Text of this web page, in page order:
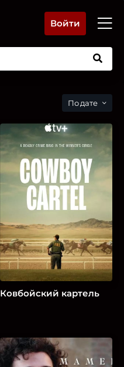
Войти
дате
Ковбойский картель